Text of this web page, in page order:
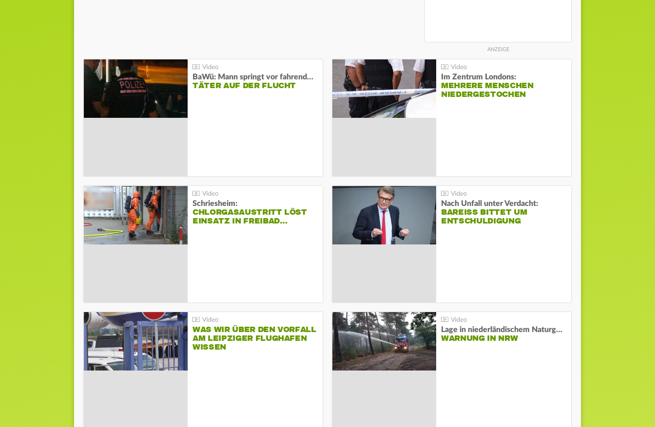
BaWü: Mann springt vor fahrendes Auto und schießt
TÄTER AUF DER FLUCHT
Im Zentrum Londons:
MEHRERE MENSCHEN
NIEDERGESTOCHEN
Schriesheim:
CHLORGASAUSTRITT LÖST
EINSATZ IN FREIBAD…
Nach Unfall unter Verdacht:
BAREISS BITTET UM E
NTSCHULDIGUNG
WAS WIR ÜBER DEN VORFALL
AM LEIPZIGER FLUGHAFEN
WISSEN
Lage in niederländischem Naturgebiet stabil
WARNUNG IN NRW